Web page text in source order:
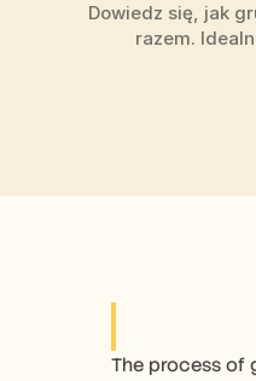
Dowiedz się, jak
razem.
The process of